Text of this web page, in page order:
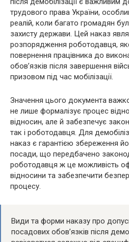
трудового права України,
реалій, коли багато громадян
захисту держави. Цей наказ
розпорядження роботодавця,
повернення працівника до
обов’язків після завершення
призовом під час мобілізації.
Значення цього документа
не лише формалізує процес
відносин, але й забезпечує
так і роботодавця. Для
наказ є гарантією збереження
посади, що передбачено
роботодавця ж це можливість
відносини та забезпечити
процесу.
Види та форми наказу про
посадових обов’язків після